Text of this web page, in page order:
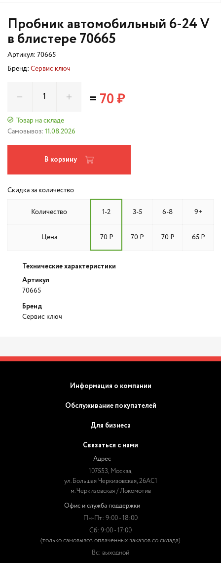
Пробник автомобильный 6-24 V
в блистере 70665
Артикул: 70665
Бренд: Сервис ключ
Товар на складе
Самовывоз: 11.08.2026
=70 ₽
В корзину
Скидка за количество
Количество 1-2 3-5 6-8 9+
Цена 70 ₽ 70 ₽ 70 ₽ 65 ₽
Технические характеристики
Артикул
70665
Бренд
Сервис ключ
Информация о компании
Обслуживание покупателей
Для бизнеса
Связаться с нами
Адрес
107553, Москва,
ул. Большая Черкизовская, 26АС1
м. Черкизовская / Локомотив
Офис и служба поддержки
Пн-Пт: 9:00 - 18:00
Сб: 9:00 - 17:00
(только самовывоз оплаченных заказов со склада)
Вс: выходной